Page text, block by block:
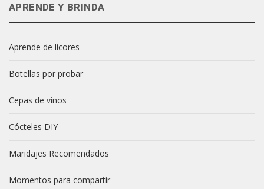
APRENDE Y BRINDA
Aprende de licores
Botellas por probar
Cepas de vinos
Cócteles DIY
Maridajes Recomendados
Momentos para compartir